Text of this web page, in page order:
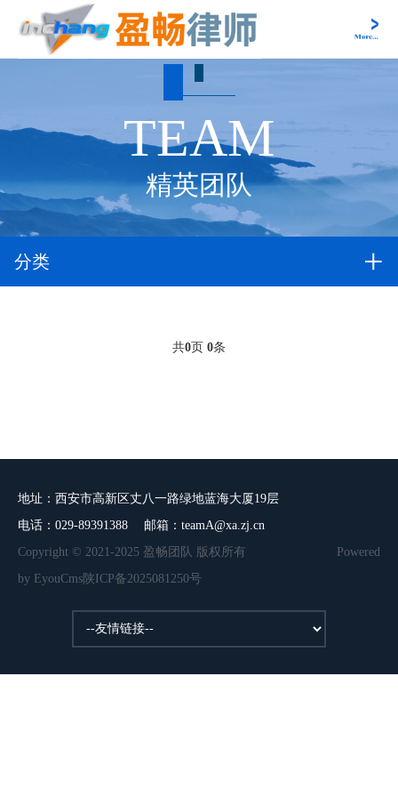
TEAM
精英团队
分类
共0页 0条
地址：西安市高新区丈八一路绿地蓝海大厦19层
电话：029-89391388 邮箱：teamA@xa.zj.cn
Copyright © 2021-2025 盈畅团队 版权所有
Powered
by EyouCms陕ICP备2025081250号